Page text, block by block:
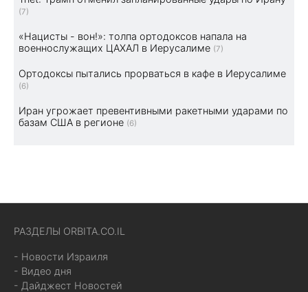
(7)
«Нацисты - вон!»: толпа ортодоксов напала на
военнослужащих ЦАХАЛ в Иерусалиме (7)
Ортодоксы пытались прорваться в кафе в Иерусалиме
(6)
Иран угрожает превентивными ракетными ударами по
базам США в регионе (6)
РАЗДЕЛЫ ORBITA.CO.IL
- Новости Израиля
- Видео дня
- Дайджест Новостей